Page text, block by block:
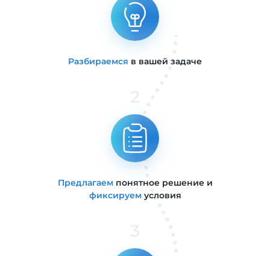
Разбираемся в вашей задаче
Предлагаемпонятное решение и
фиксируемусловия